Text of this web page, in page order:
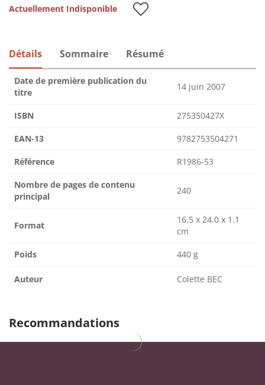
Actuellement Indisponible
Détails Sommaire Résumé
Date de première publication du
titre
14 juin 2007
ISBN 275350427X
EAN-13 9782753504271
Référence R1986-53
Nombre de pages de contenu
principal
240
Format
16.5 x 24.0 x 1.1
cm
Poids 440 g
Auteur Colette BEC
Recommandations